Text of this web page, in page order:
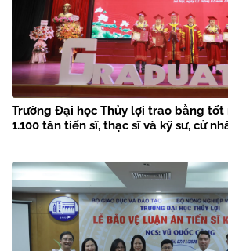
Trường Đại học Thủy lợi trao bằng tốt
1.100 tân tiến sĩ, thạc sĩ và kỹ sư, cử